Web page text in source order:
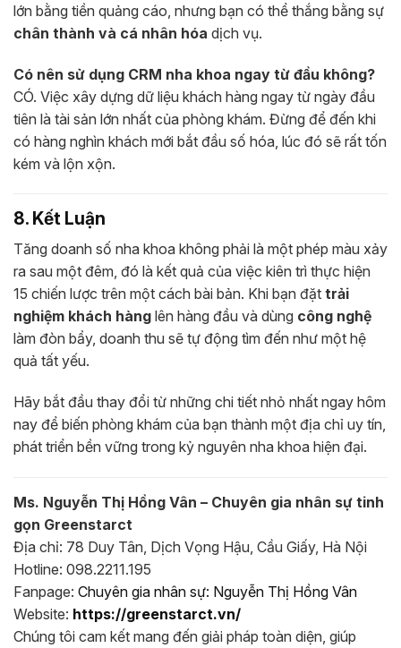
lớn bằng tiền quảng cáo, nhưng bạn có thể thắng bằng sự
chân thành và cá nhân hóa dịch vụ.
Có nên sử dụng CRM nha khoa ngay từ đầu không?
CÓ. Việc xây dựng dữ liệu khách hàng ngay từ ngày đầu
tiên là tài sản lớn nhất của phòng khám. Đừng để đến khi
có hàng nghìn khách mới bắt đầu số hóa, lúc đó sẽ rất tốn
kém và lộn xộn.
8. Kết Luận
Tăng doanh số nha khoa không phải là một phép màu xảy
ra sau một đêm, đó là kết quả của việc kiên trì thực hiện
15 chiến lược trên một cách bài bản. Khi bạn đặt trải
nghiệm khách hàng lên hàng đầu và dùng công nghệ
làm đòn bẩy, doanh thu sẽ tự động tìm đến như một hệ
quả tất yếu.
Hãy bắt đầu thay đổi từ những chi tiết nhỏ nhất ngay hôm
nay để biến phòng khám của bạn thành một địa chỉ uy tín,
phát triển bền vững trong kỷ nguyên nha khoa hiện đại.
Ms. Nguyễn Thị Hồng Vân – Chuyên gia nhân sự tinh
gọn Greenstarct
Địa chỉ: 78 Duy Tân, Dịch Vọng Hậu, Cầu Giấy, Hà Nội
Hotline: 098.2211.195
Fanpage: Chuyên gia nhân sự: Nguyễn Thị Hồng Vân
Website: https://greenstarct.vn/
Chúng tôi cam kết mang đến giải pháp toàn diện, giúp